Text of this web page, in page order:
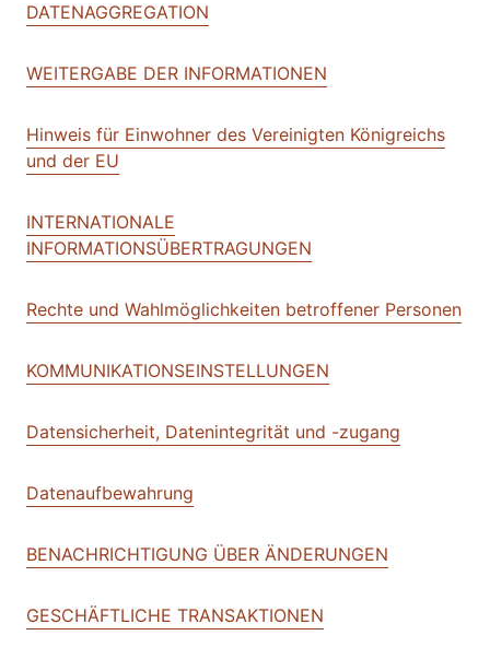
DATENAGGREGATION
WEITERGABE DER INFORMATIONEN
Hinweis für Einwohner des Vereinigten Königreichs
und der EU
INTERNATIONALE
INFORMATIONSÜBERTRAGUNGEN
Rechte und Wahlmöglichkeiten betroffener Personen
KOMMUNIKATIONSEINSTELLUNGEN
Datensicherheit, Datenintegrität und -zugang
Datenaufbewahrung
BENACHRICHTIGUNG ÜBER ÄNDERUNGEN
GESCHÄFTLICHE TRANSAKTIONEN